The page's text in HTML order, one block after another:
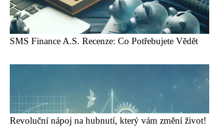
SMS Finance A.S. Recenze: Co Potřebujete Vědět
Revoluční nápoj na hubnutí, který vám změní život!